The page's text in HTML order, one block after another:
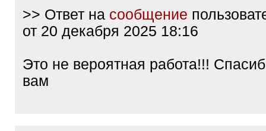
>> Ответ на сообщение
от 20 декабря 2025 18:16
Это не вероятная работа!!!
вам